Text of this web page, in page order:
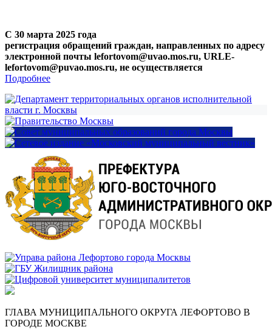
С 30 марта 2025 года
регистрация обращений граждан, направленных по адресу
электронной почты lefortovom@uvao.mos.ru, URLE-
lefortovom@puvao.mos.ru, не осуществляется
Подробнее
ГЛАВА МУНИЦИПАЛЬНОГО ОКРУГА ЛЕФОРТОВО В
ГОРОДЕ МОСКВЕ